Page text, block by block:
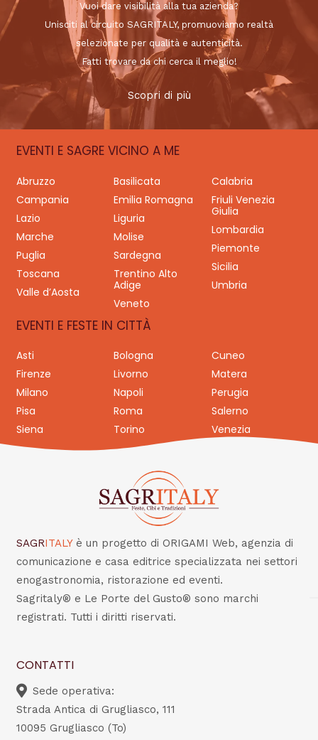
Vuoi dare visibilità alla tua azienda?
Unisciti al circuito SAGRITALY, promuoviamo realtà
selezionate per qualità e autenticità.
Fatti trovare da chi cerca il meglio!
Scopri di più
EVENTI E SAGRE VICINO A ME
Abruzzo Basilicata
Calabria
Campania
Emilia Romagna
Friuli Venezia
Giulia
Lazio
Liguria
Lombardia
Marche
Molise
Piemonte
Puglia
Sardegna
Sicilia
Toscana
Trentino Alto
Adige
Umbria
Valle d’Aosta
Veneto
EVENTI E FESTE IN CITTÀ
Asti Bologna
Cuneo
Firenze
Livorno
Matera
Milano
Napoli
Perugia
Pisa
Roma
Salerno
Siena
Torino Venezia
SAGRITALY è un progetto di ORIGAMI Web, agenzia di
comunicazione e casa editrice specializzata nei settori
enogastronomia, ristorazione ed eventi.
Sagritaly® e Le Porte del Gusto® sono marchi
registrati. Tutti i diritti riservati.
CONTATTI
Sede operativa:
Strada Antica di Grugliasco, 111
10095 Grugliasco (To)